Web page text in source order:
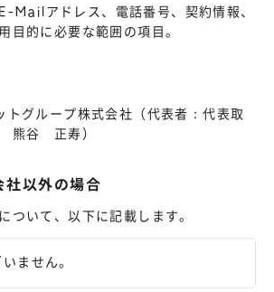
Mailアドレス、電話番号、契約情報、
目的に必要な範囲の項目。
グループ株式会社（代表者：代表取
熊谷 正寿）
社以外の場合
ついて、以下に記載します。
ません。